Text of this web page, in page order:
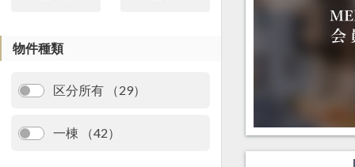
物件種類
区分所有 （29）
一棟 （42）